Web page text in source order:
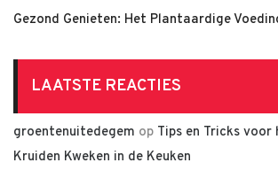
Gezond Genieten: Het Plantaardige
LAATSTE REACTIES
groentenuitedegem op Tips en Tricks voor
Kruiden Kweken in de Keuken